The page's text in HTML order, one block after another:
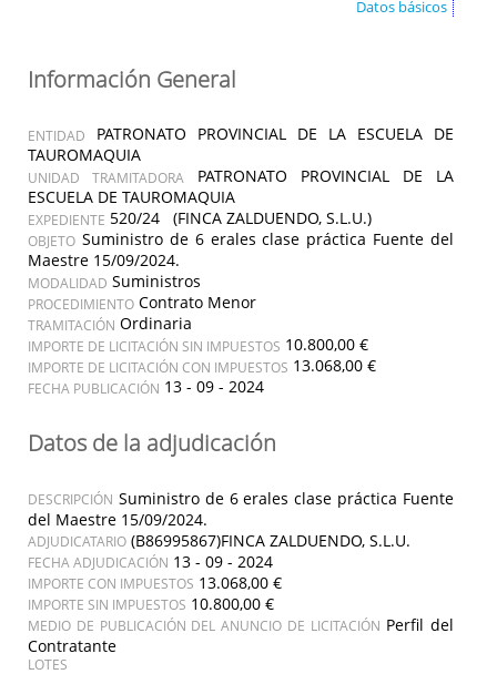
Datos básicos
Información General
ENTIDAD
PATRONATO PROVINCIAL DE LA ESCUELA DE
TAUROMAQUIA
UNIDAD TRAMITADORA
PATRONATO PROVINCIAL DE LA
ESCUELA DE TAUROMAQUIA
EXPEDIENTE 520/24 (FINCA ZALDUENDO, S.L.U.)
OBJETO Suministro de 6 erales clase práctica Fuente del
Maestre 15/09/2024.
MODALIDAD Suministros
PROCEDIMIENTO Contrato Menor
TRAMITACIÓN Ordinaria
IMPORTE DE LICITACIÓN SIN IMPUESTOS 10.800,00 €
IMPORTE DE LICITACIÓN CON IMPUESTOS 13.068,00 €
FECHA PUBLICACIÓN 13 - 09 - 2024
Datos de la adjudicación
DESCRIPCIÓN Suministro de 6 erales clase práctica Fuente
del Maestre 15/09/2024.
ADJUDICATARIO (B86995867)FINCA ZALDUENDO, S.L.U.
FECHA ADJUDICACIÓN 13 - 09 - 2024
IMPORTE CON IMPUESTOS 13.068,00 €
IMPORTE SIN IMPUESTOS 10.800,00 €
MEDIO DE PUBLICACIÓN DEL ANUNCIO DE LICITACIÓN Perfil del
Contratante
LOTES